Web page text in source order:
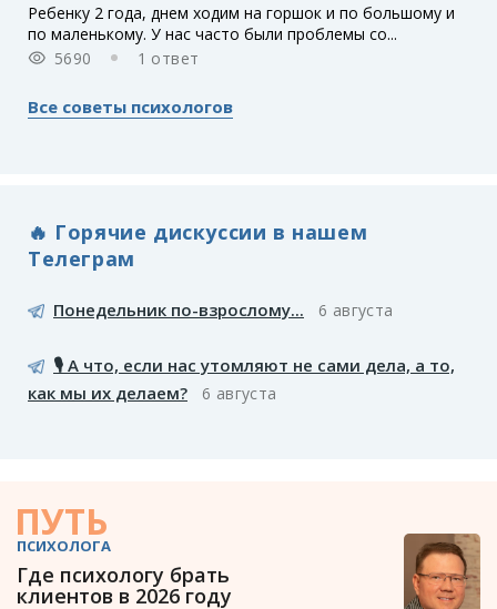
Ребенку 2 года, днем ходим на горшок и по большому и
по маленькому. У нас часто были проблемы со...
5690
1 ответ
Все советы психологов
🔥 Горячие дискуссии в нашем
Телеграм
Понедельник по-взрослому... 6 августа
🎙️ А что, если нас утомляют не сами дела, а то,
как мы их делаем?
6 августа
ПУТЬ
ПСИХОЛОГА
Где психологу брать
клиентов в 2026 году